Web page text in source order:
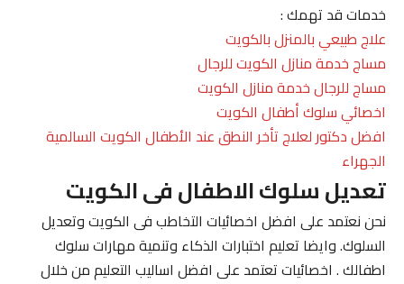
خدمات قد تهمك :
علاج طبيعي بالمنزل بالكويت
مساج خدمة منازل الكويت للرجال
مساج للرجال خدمة منازل الكويت
اخصائي سلوك أطفال الكويت
افضل دكتور لعلاج تأخر النطق عند الأطفال الكويت السالمية
الجهراء
تعديل سلوك الاطفال فى الكويت
نحن نعتمد على افضل اخصائيات التخاطب فى الكويت وتعديل
السلوك. وايضا تعليم اختبارات الذكاء وتنمية مهارات سلوك
اطفالك . اخصائيات تعتمد على افضل اساليب التعليم من خلال